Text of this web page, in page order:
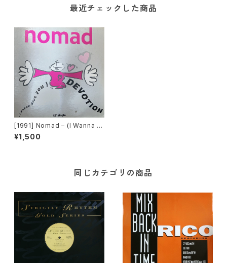
最近チェックした商品
[1991] Nomad – (I Wanna Gi
ve You) Devotion [Capitol
Records][在庫B]
¥1,500
同じカテゴリの商品